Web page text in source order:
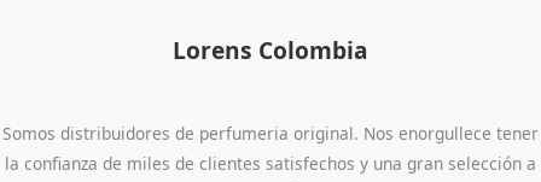
Lorens Colombia
Somos distribuidores de perfumeria original. Nos enorgullece tener
la confianza de miles de clientes satisfechos y una gran selección a